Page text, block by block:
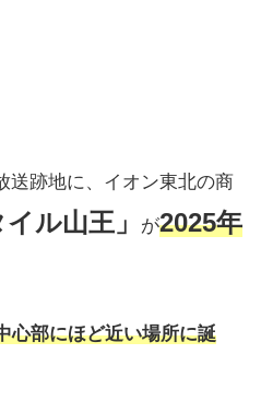
送跡地に、イオン東北の商
ル山王」 が2025年
心部にほど近い場所に誕